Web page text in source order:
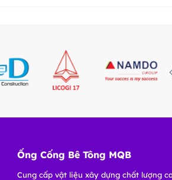
Ống Cống Bê Tông MQB
Cung cấp vật liệu xây dựng chất lượng